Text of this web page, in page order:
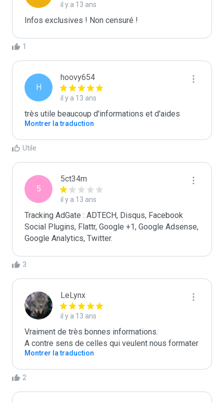
il y a 13 ans
Infos exclusives ! Non censuré !
1
H
hoovy654
il y a 13 ans
très utile beaucoup d'informations et d'aides
Montrer la traduction
Utile
5
5ct34m
il y a 13 ans
Tracking AdGate : ADTECH, Disqus, Facebook
Social Plugins, Flattr, Google +1, Google Adsense,
Google Analytics, Twitter.
3
LeLynx
il y a 13 ans
Vraiment de très bonnes informations.
A contre sens de celles qui veulent nous formater
Montrer la traduction
2